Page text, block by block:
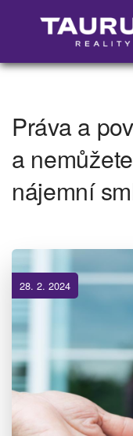
Práva a
a
nájemní
28. 2. 2024